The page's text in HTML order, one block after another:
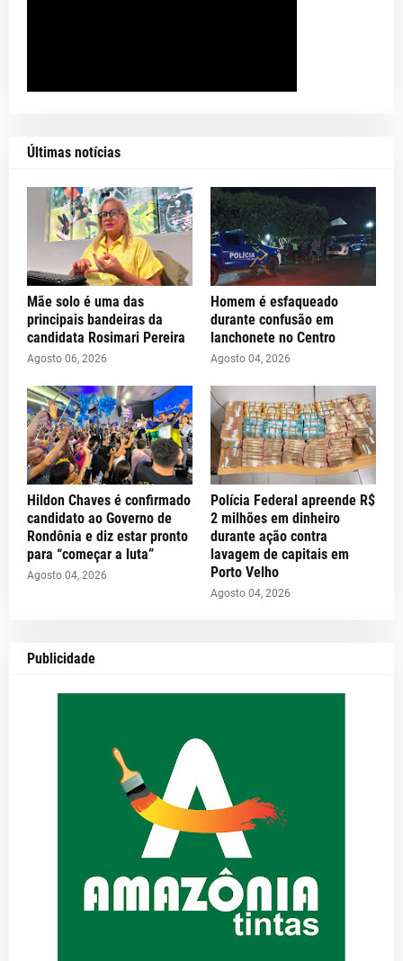
Últimas notícias
Mãe solo é uma das
principais bandeiras da
candidata Rosimari Pereira
Agosto 06, 2026
Homem é esfaqueado
durante confusão em
lanchonete no Centro
Agosto 04, 2026
Hildon Chaves é confirmado
candidato ao Governo de
Rondônia e diz estar pronto
para “começar a luta”
Agosto 04, 2026
Polícia Federal apreende R$
2 milhões em dinheiro
durante ação contra
lavagem de capitais em
Porto Velho
Agosto 04, 2026
Publicidade